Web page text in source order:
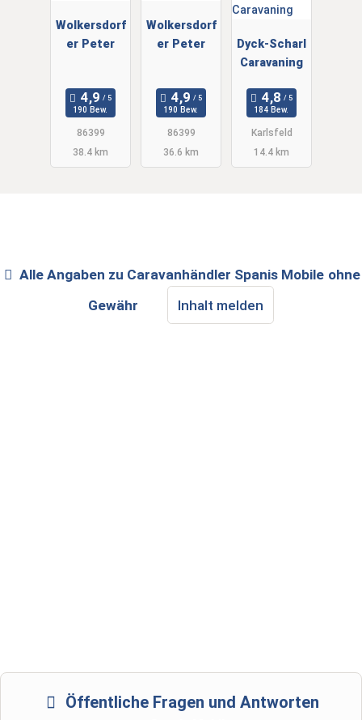
Wolkersdorf
er Peter
190 Bew.
86399
38.4 km
Wolkersdorf
er Peter
190 Bew.
86399
36.6 km
Dyck-Scharl
Caravaning
184 Bew.
Karlsfeld
14.4 km
Alle Angaben zu Caravanhändler Spanis Mobile ohne
Gewähr
Inhalt melden
Öffentliche Fragen und Antworten